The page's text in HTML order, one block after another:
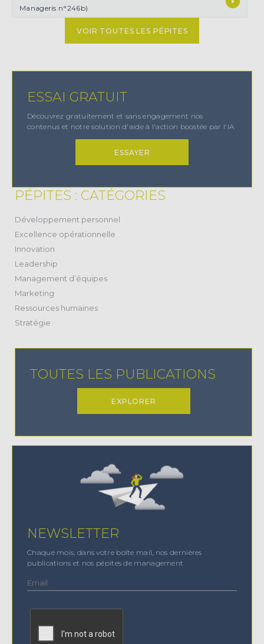
Manageris n°246b)
VOIR TOUTES LES PÉPITES
ESSAI GRATUIT
Découvrez gratuitement et sans engagement nos
contenus et notre solution d'aide à l'action boostée par l'IA
ESSAYER
PÉPITES : CATÉGORIES
Développement personnel
Excellence opérationnelle
Innovation
Leadership
Management d’équipes(28)
Marketing
Ressources humaines(24)
Stratégie
TOUTES LES PUBLICATIONS
EXPLORER
NEWSLETTER
Chaque mois, dans votre boîte mail, nos dernières
publications et nos pépites de management